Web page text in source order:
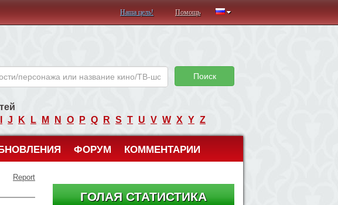
Наша цель! Помощь
Поиск
J K L M N O P Q R S T U V W X Y Z
ФОРУМ КОММЕНТАРИИ
Report
ГОЛАЯ СТАТИСТИКА